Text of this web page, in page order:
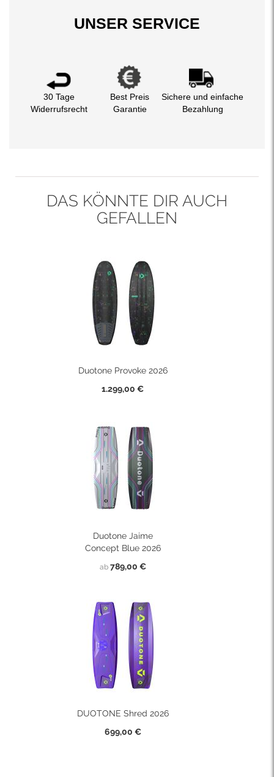
UNSER SERVICE
30 Tage
Widerrufsrecht
Best Preis
Garantie
Sichere und einfache
Bezahlung
DAS KÖNNTE DIR AUCH
GEFALLEN
Duotone Provoke 2026
1.299,00 €
Duotone Jaime
Concept Blue 2026
ab 789,00 €
DUOTONE Shred 2026
699,00 €